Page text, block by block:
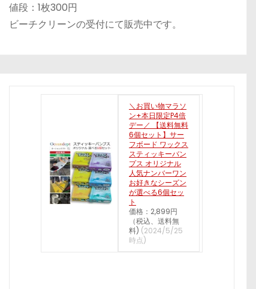
値段：1枚300円
ビーチクリーンの受付にて販売中です。
＼お買い物マラソ
ン+本日限定P4倍
デー／ 【送料無料
6個セット】サー
フボード ワックス
スティッキーバン
プス オリジナル
人気ナンバーワン
お好きなシーズン
が選べる6個セッ
ト
価格：2,899円
（税込、送料無
料) (2024/5/25
時点)